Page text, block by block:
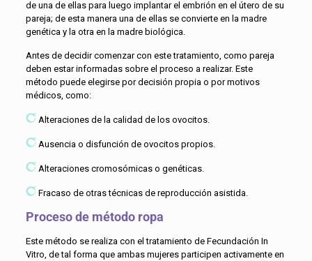
de una de ellas para luego implantar el embrión en el útero de su
pareja; de esta manera una de ellas se convierte en la madre
genética y la otra en la madre biológica.
Antes de decidir comenzar con este tratamiento, como pareja
deben estar informadas sobre el proceso a realizar. Este
método puede elegirse por decisión propia o por motivos
médicos, como:
Alteraciones de la calidad de los ovocitos.
Ausencia o disfunción de ovocitos propios.
Alteraciones cromosómicas o genéticas.
Fracaso de otras técnicas de reproducción asistida.
Proceso de método ropa
Este método se realiza con el tratamiento de Fecundación In
Vitro, de tal forma que ambas mujeres participen activamente en